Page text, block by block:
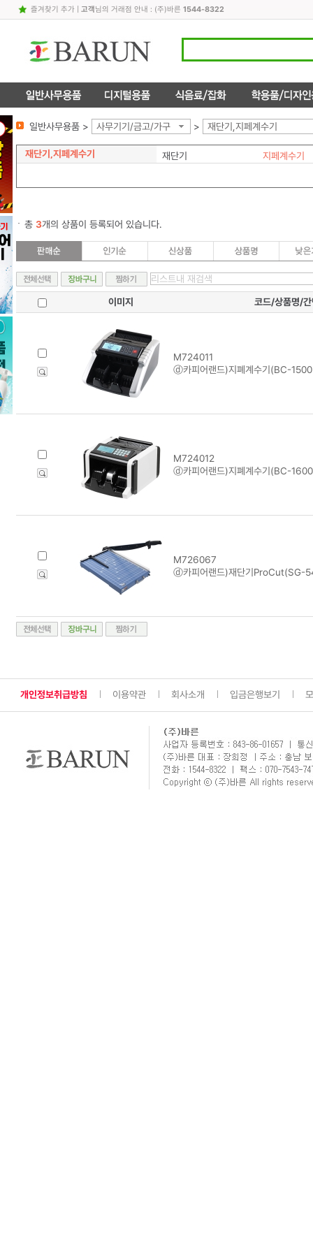
즐겨찾기 추가| 고객님의 거래점 안내 : (주)바른 1544-8322
일반사무용품 > 사무기기/금고/가구 > 재단기,지페계수기
재단기,지페계수기 재단기 지페계수기
총 3개의 상품이 등록되어 있습니다.
이미지 코드/상품명/간
M724011
ⓓ카피어랜드)지폐계수기(BC-
M724012
ⓓ카피어랜드)지폐계수기(BC-
M726067
ⓓ카피어랜드)재단기ProCut(SG-
개인정보취급방침 이용약관 회사소개 입금은행보기